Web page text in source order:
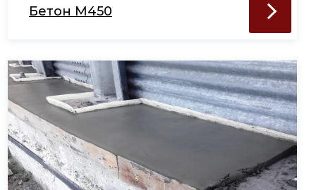
Бетон М450